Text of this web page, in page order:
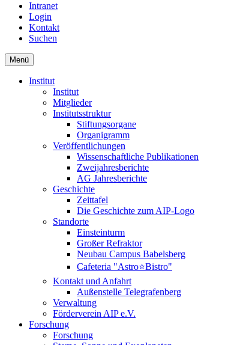
Intranet
Login
Kontakt
Suchen
Menü
Institut
Institut
Mitglieder
Institutsstruktur
Stiftungsorgane
Organigramm
Veröffentlichungen
Wissenschaftliche Publikationen
Zweijahresberichte
AG Jahresberichte
Geschichte
Zeittafel
Die Geschichte zum AIP-Logo
Standorte
Einsteinturm
Großer Refraktor
Neubau Campus Babelsberg
Cafeteria "Astro⭐Bistro"
Kontakt und Anfahrt
Außenstelle Telegrafenberg
Verwaltung
Förderverein AIP e.V.
Forschung
Forschung